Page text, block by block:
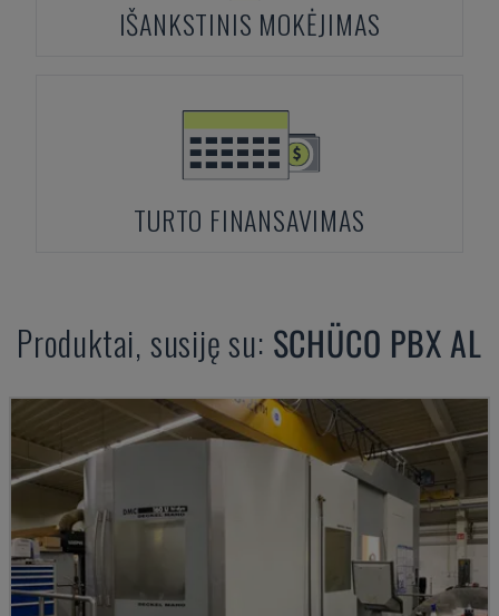
IŠANKSTINIS MOKĖJIMAS
TURTO FINANSAVIMAS
Produktai, susiję su: SCHÜCO PBX AL